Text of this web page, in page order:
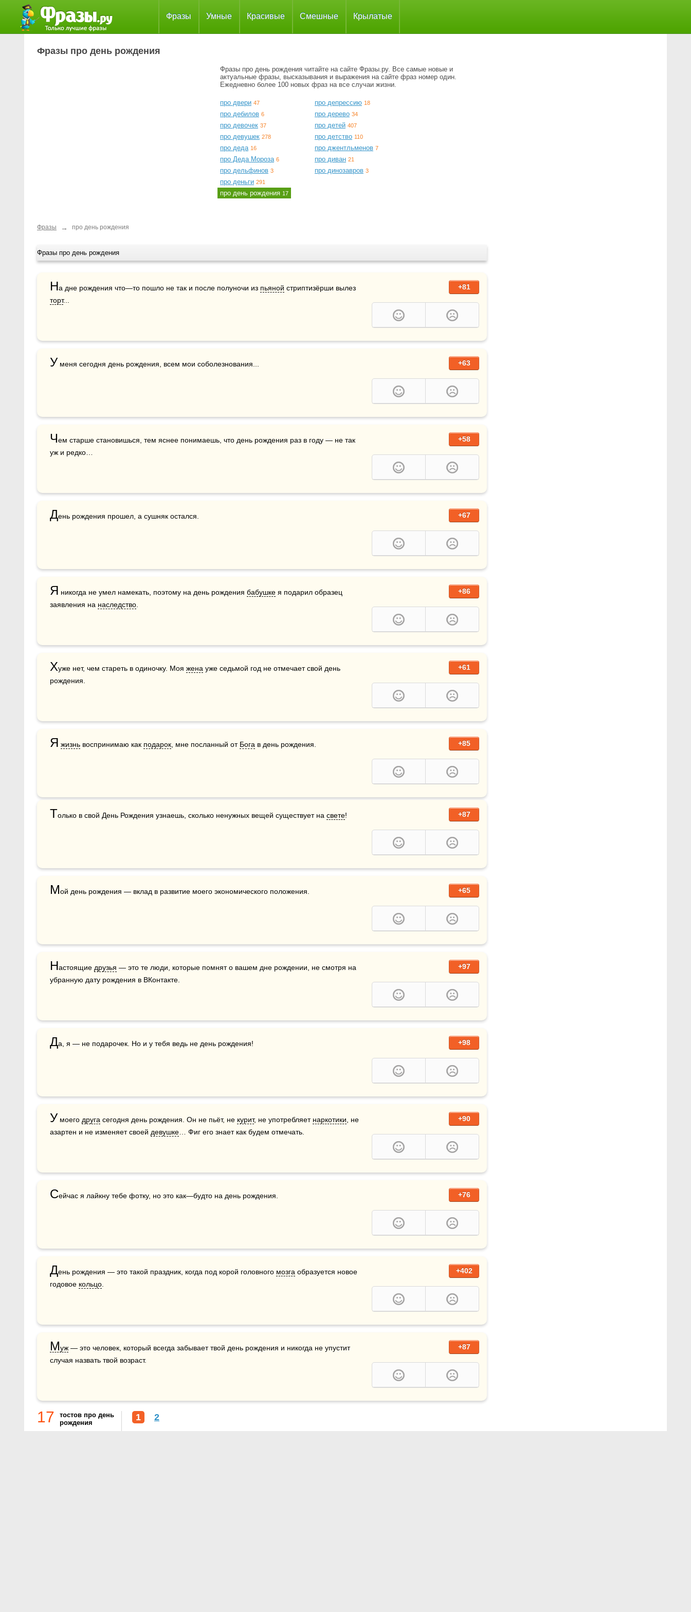
Фразы Умные Красивые Смешные Крылатые
Фразы про день рождения
Фразы про день рождения читайте на сайте Фразы.ру. Все самые новые и
актуальные фразы, высказывания и выражения на сайте фраз номер один.
Ежедневно более 100 новых фраз на все случаи жизни.
про двери 47
про дебилов 6
про девочек 37
про девушек 278
про деда 16
про Деда Мороза 6
про дельфинов 3
про деньги 291
про день рождения 17
про депрессию 18
про дерево 34
про детей 407
про детство 110
про джентльменов 7
про диван 21
про динозавров 3
Фразы → про день рождения
Фразы про день рождения
+81
На дне рождения что—то пошло не так и после полуночи из пьяной
торт...
+63
У меня сегодня день рождения, всем мои соболезнования...
+58
Чем старше становишься, тем яснее понимаешь, что день рождения раз в году — не так
уж и редко…
+67
День рождения прошел, а сушняк остался.
+86
Я никогда не умел намекать, поэтому на день рождения бабушке я подарил образец
заявления на наследство
+61
Хуже нет, чем стареть в одиночку. Моя жена уже седьмой год не отмечает свой день
рождения.
+85
Я жизнь воспринимаю как подарок , мне посланный от Бога в день рождения.
+87
Только в свой День Рождения узнаешь, сколько ненужных вещей существует на свете!
+65
Мой день рождения — вклад в развитие моего экономического положения.
+97
Настоящие друзья — это те люди, которые помнят о вашем дне рождении, не смотря на
убранную дату рождения в ВКонтакте.
+98
Да, я — не подарочек. Но и у тебя ведь не день рождения!
+90
У моего друга сегодня день рождения. Он не пьёт, не курит, не употребляет наркотики , не
азартен и не изменяет своей девушке … Фиг его знает как будем отмечать.
+76
Сейчас я лайкну тебе фотку, но это как—будто на день рождения.
+402
День рождения — это такой праздник, когда под корой головного мозга образуется новое
годовое кольцо
+87
Муж — это человек, который всегда забывает твой день рождения и никогда не упустит
случая назвать твой возраст.
17
тостов про день
рождения
1 2